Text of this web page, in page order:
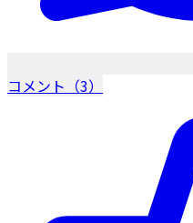
コメント（3）